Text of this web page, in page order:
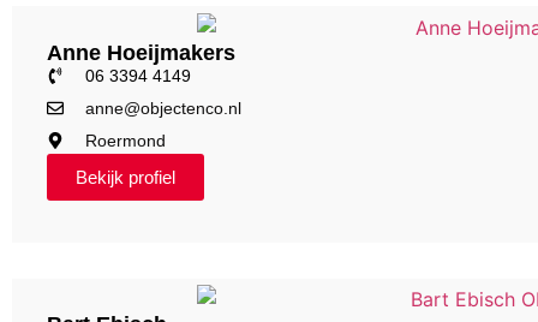
Anne Hoeijmakers
06 3394 4149
anne@objectenco.nl
Roermond
Bekijk profiel